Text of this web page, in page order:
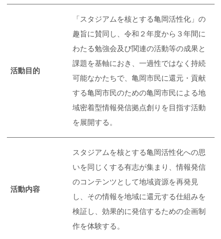
活動目的
「スタジアムを核とする亀岡活性化」の
趣旨に賛同し、令和２年度から３年間に
わたる勉強会及び関連の活動等の成果と
課題を基軸におき、一過性ではなく持続
可能なかたちで、亀岡市民に還元・貢献
する亀岡市民のための亀岡市民による地
域密着型情報発信拠点創りを目指す活動
を展開する。
活動内容
スタジアムを核とする亀岡活性化への思
いを同じくする有志が集まり、情報発信
のコンテンツとして地域資源を再発見
し、その情報を地域に還元する仕組みを
検証し、効果的に発信するための企画制
作を体験する。